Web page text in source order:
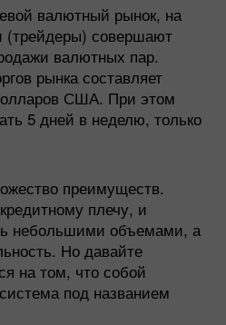
валютный рынок, на
(трейдеры) совершают
валютных пар.
рынка составляет
США. При этом
5 дней в неделю, только
преимуществ.
плечу, и
небольшими объемами, а
Но давайте
на том, что собой
под названием